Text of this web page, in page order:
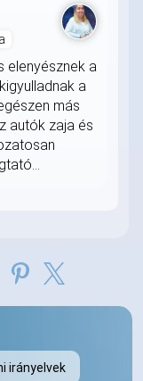
elenyésznek a
a
más
autók zaja és
irányelvek